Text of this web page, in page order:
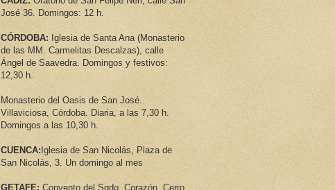
José 36. Domingos: 12 h.
CÓRDOBA: Iglesia de Santa Ana (Monasterio
de las MM. Carmelitas Descalzas), calle
Ángel de Saavedra. Domingos y festivos:
12,30 h.
Monasterio del Oasis de San José.
Villaviciosa, Córdoba. Diaria, a las 7,30 h.
Domingos a las 10,30 h.
CUENCA: Iglesia de San Nicolás, Plaza de
San Nicolás, 3. Un domingo al mes
GETAFE: Convento del Sgdo. Corazón, Cerro